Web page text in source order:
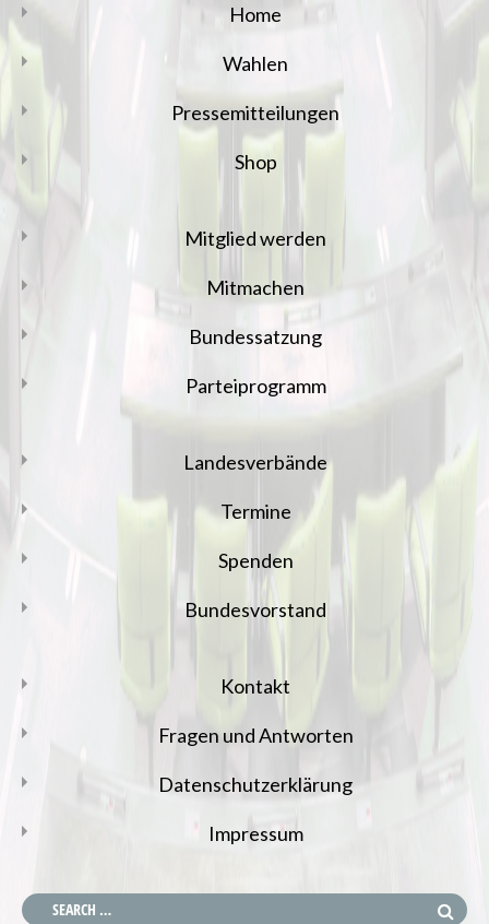
Home
Wahlen
Pressemitteilungen
Shop
Mitglied werden
Mitmachen
Bundessatzung
Parteiprogramm
Landesverbände
Termine
Spenden
Bundesvorstand
Kontakt
Fragen und Antworten
Datenschutzerklärung
Impressum